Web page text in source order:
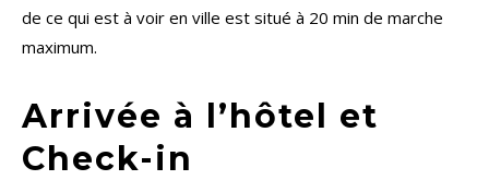
de ce qui est à voir en ville est situé à 20 min de marche
maximum.
Arrivée à l’hôtel et
Check-in